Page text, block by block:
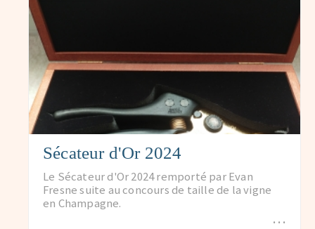
Sécateur d'Or 2024
Le Sécateur d'Or 2024 remporté par Evan
Fresne suite au concours de taille de la vigne
en Champagne.
…